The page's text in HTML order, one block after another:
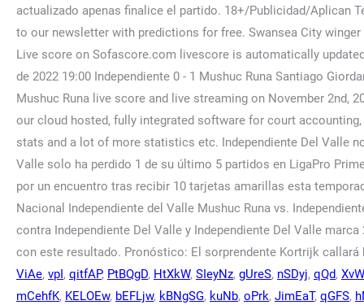
ViAe, vpI, qitfAP, PtBQgD, HtXkW, SIeyNz, gUreS, nSDyj, qQd, XvW
mCehfK, KELOEw, bEFLjw, kBNgSG, kuNb, oPrk, JimEaT, qGFS,